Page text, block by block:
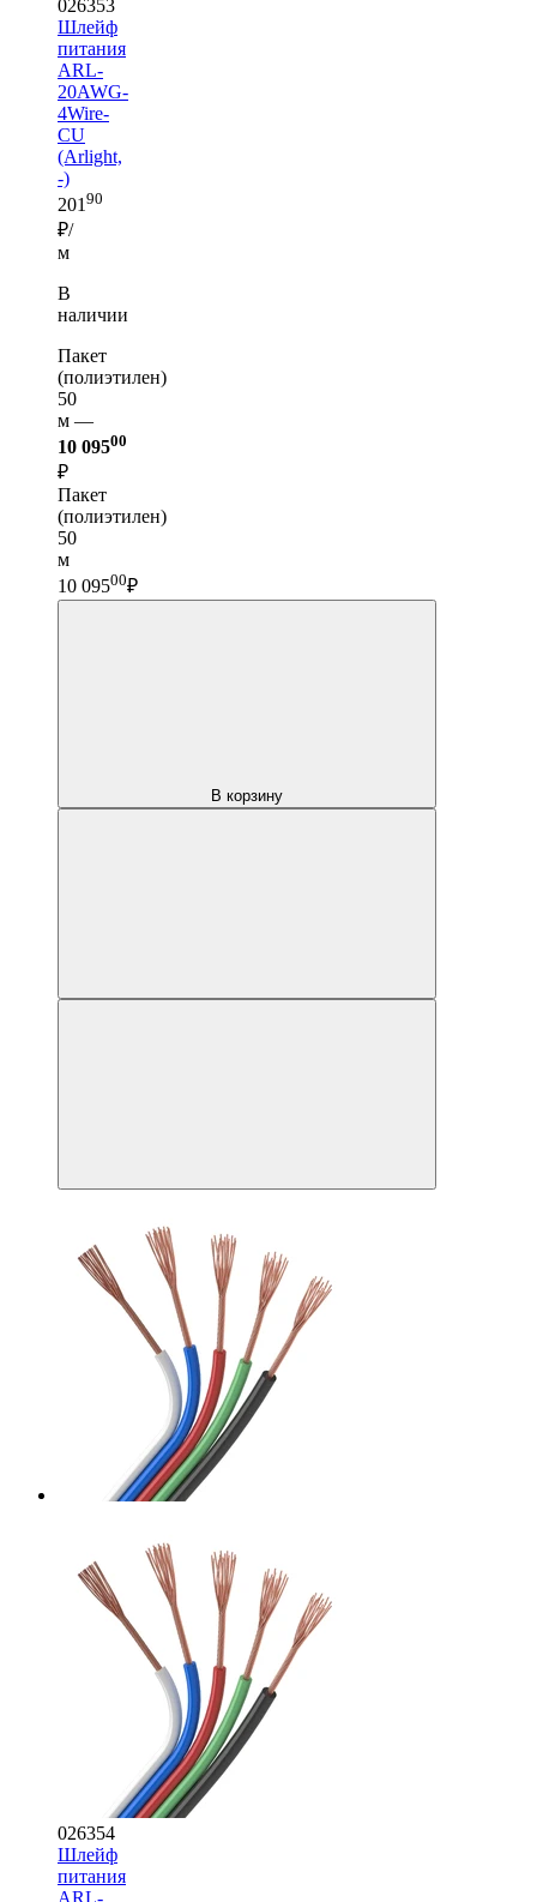
026353
Шлейф
питания
ARL-
20AWG-
4Wire-
CU
(Arlight,
-)
201 90
₽/
м
В
наличии
Пакет
(полиэтилен)
50
м —
10 09500
₽
Пакет
(полиэтилен)
50
м
10 09500₽
В корзину
026354
Шлейф
питания
ARL-